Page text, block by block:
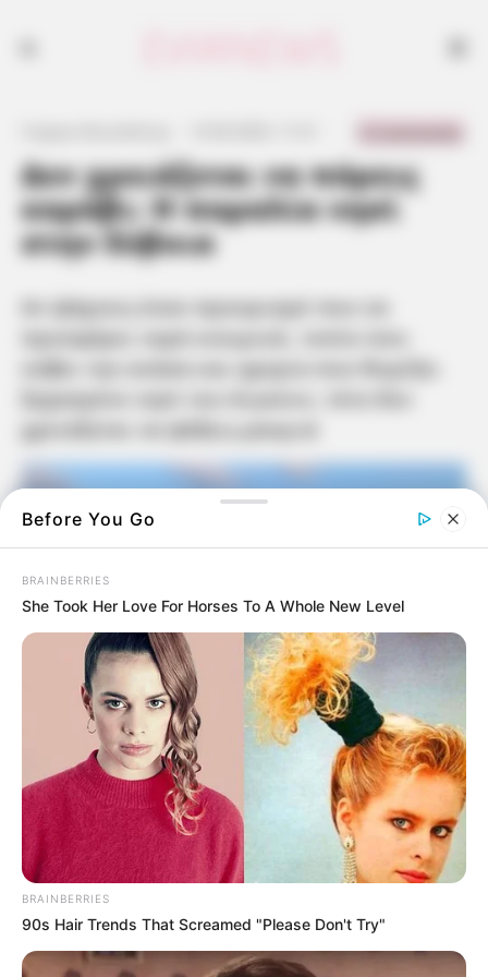
Δεν χρειάζεται να πάρεις
καράβι: Η παραλία νησί
στην Εύβοια
Αν ψάχνεις έναν προορισμό που να
Αυτή ηπαραλία, στην Εύβοια, είναι η
απόδειξη ότι ο παράδεισος βρίσκεται δίπλα
μας και δεν απαιτεί πλοίο για να τον
προσεγγίσεις.
Μόλις δύο ώρες από την Αθήνα, κοντά στην
Κύμη, η διαδρομή με το αυτοκίνητο οδηγεί σε
έναν καλά κρυμμένο θησαυρό.
Before You Go
BRAINBERRIES
She Took Her Love For Horses To A Whole New Level
BRAINBERRIES
90s Hair Trends That Screamed "Please Don't Try"